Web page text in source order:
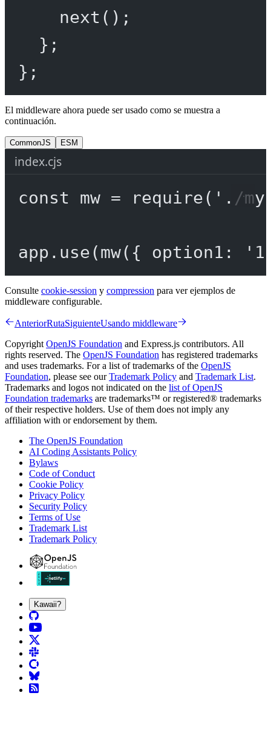
next ();
};
};
El middleware ahora puede ser usado como se muestra a
continuación.
CommonJS ESM
index.cjs
const mw = require( './
app. use(mw({ option1:
Consulte cookie-session y compression para ver ejemplos de
middleware configurable.
AnteriorRutaSiguienteUsando middleware
CopyrightOpenJS Foundation and Express.js contributors. All
rights reserved. The OpenJS Foundation has registered trademarks
and uses trademarks. For a list of trademarks of the OpenJS
Foundation, please see ourTrademark Policy and Trademark List.
Trademarks and logos not indicated on the list of OpenJS
Foundation trademarks are trademarks™ or registered® trademarks
of their respective holders. Use of them does not imply any
affiliation with or endorsement by them.
The OpenJS Foundation
AI Coding Assistants Policy
Bylaws
Code of Conduct
Cookie Policy
Privacy Policy
Security Policy
Terms of Use
Trademark List
Trademark Policy
Kawaii?